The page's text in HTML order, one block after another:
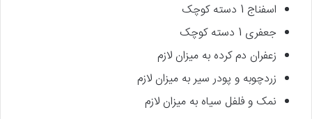
اسفناج 1 دسته کوچک
جعفری 1 دسته کوچک
زعفران دم کرده به میزان لازم
زردچوبه و پودر سیر به میزان لازم
نمک و فلفل سیاه به میزان لازم